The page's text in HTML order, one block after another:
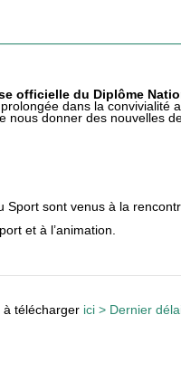
officielle du Diplôme
dans la convivialité
nous donner des nouvelles
Sport sont venus à la
et à l’animation.
à télécharger ici > Dernier